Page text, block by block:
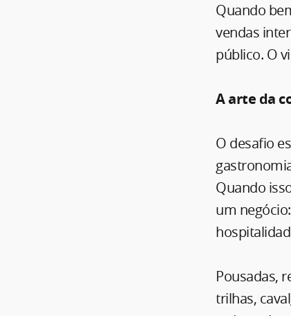
Quando
vendas
público. O
A arte da
O desafio
Quando
um
Pousadas,
trilhas,